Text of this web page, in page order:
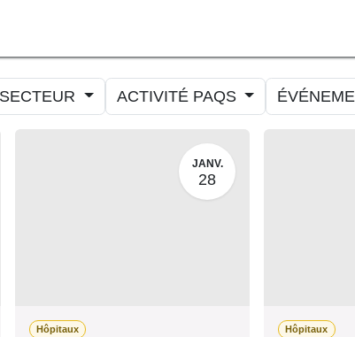
SECTEUR ACTIVITÉ PAQS
JANV.
28
Hôpitaux
Hôpitaux